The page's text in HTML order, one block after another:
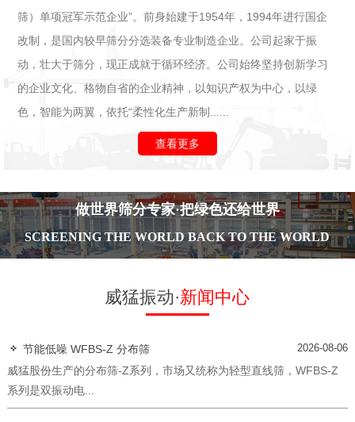
筛）单项冠军示范企业”。前身始建于1954年，1994年进行国企
改制，是国内较早筛分分选装备专业制造企业。公司起家于振
动，壮大于筛分，现正成就于循环经济。公司始终坚持创新学习
的企业文化、格物自省的企业精神，以知识产权为中心，以绿
色，智能为两翼，依托“柔性化生产新制......
查看更多
做世界筛分专家·把绿色还给世界
SCREENING THE WORLD BACK TO THE WORLD
威猛振动·新闻中心
节能低噪 WFBS-Z 分布筛 2026-08-06
威猛股份生产的分布筛-Z系列，市场又统称为轻型直线筛，WFBS-Z
系列是双振动电...